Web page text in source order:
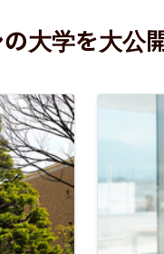
大学を大公